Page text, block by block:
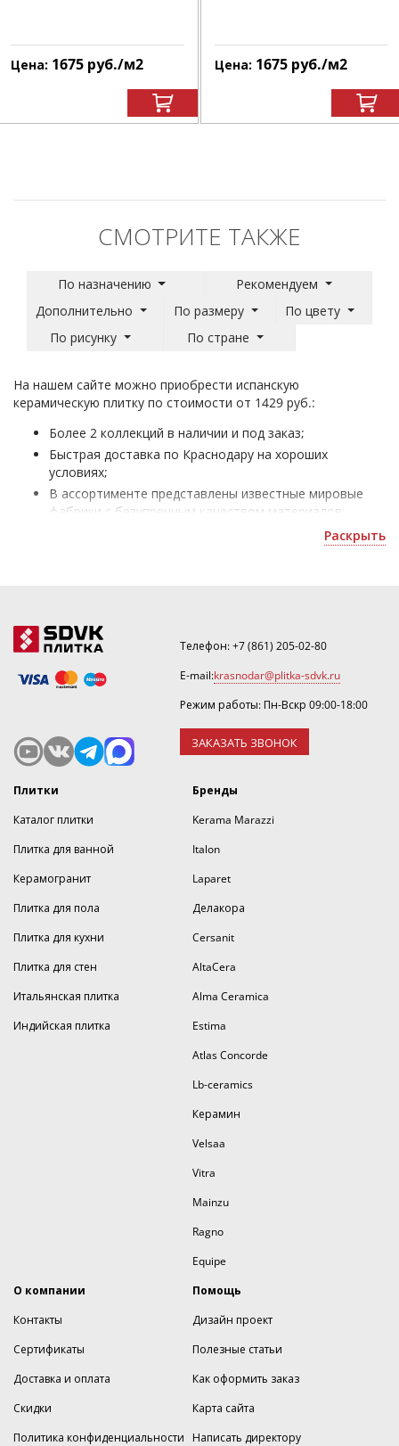
Цена: 1675 руб./м2 Цена: 1675 руб./м2
СМОТРИТЕ ТАКЖЕ
По назначению
Рекомендуем
Дополнительно
По размеру
По цвету
По рисунку
По стране
На нашем сайте можно приобрести испанскую
керамическую плитку по стоимости от 1429 руб.:
Более 2 коллекций в наличии и под заказ;
Быстрая доставка по Краснодару на хороших
условиях;
В ассортименте представлены известные мировые
фабрики с безупречным качеством материалов;
Испанская плитка - для оформления жилых и офисных
Раскрыть
Телефон:+7 (861) 205-02-80
E-mail:krasnodar@plitka-sdvk.ru
Режим работы: Пн-Вскр 09:00-18:00
ЗАКАЗАТЬ ЗВОНОК
Плитки
Каталог плитки
Плитка для ванной
Керамогранит
Плитка для пола
Плитка для кухни
Плитка для стен
Итальянская плитка
Индийская плитка
Бренды
Kerama Marazzi
Italon
Laparet
Делакора
Cersanit
AltaCera
Alma Ceramica
Estima
Atlas Concorde
Lb-ceramics
Керамин
Velsaa
Vitra
Mainzu
Ragno
Equipe
О компании
Контакты
Сертификаты
Доставка и оплата
Скидки
Политика конфиденциальности
Помощь
Дизайн проект
Полезные статьи
Как оформить заказ
Карта сайта
Написать директору